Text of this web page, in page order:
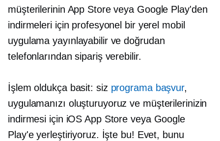
müşterilerinin App Store veya Google Play'den
indirmeleri için profesyonel bir yerel mobil
uygulama yayınlayabilir ve doğrudan
telefonlarından sipariş verebilir.
İşlem oldukça basit: siz programa başvur,
uygulamanızı oluşturuyoruz ve müşterilerinizin
indirmesi için iOS App Store veya Google
Play'e yerleştiriyoruz. İşte bu! Evet, bunu